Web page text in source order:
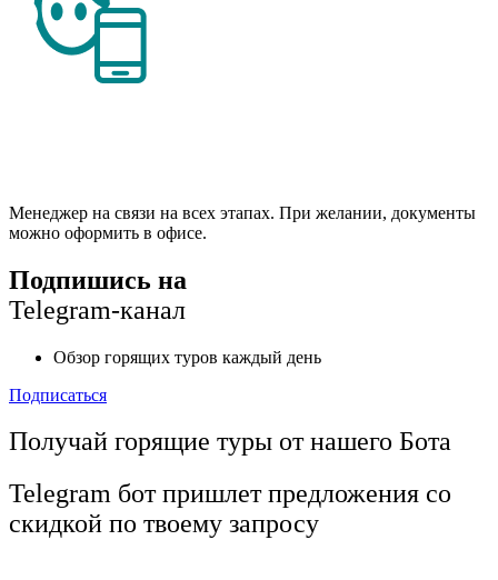
Менеджер на связи на всех этапах. При желании, документы
можно оформить в офисе.
Подпишись на
Telegram-канал
Обзор горящих туров каждый день
Подписаться
Получай горящие туры от нашего Бота
Telegram бот пришлет предложения со
скидкой по твоему запросу